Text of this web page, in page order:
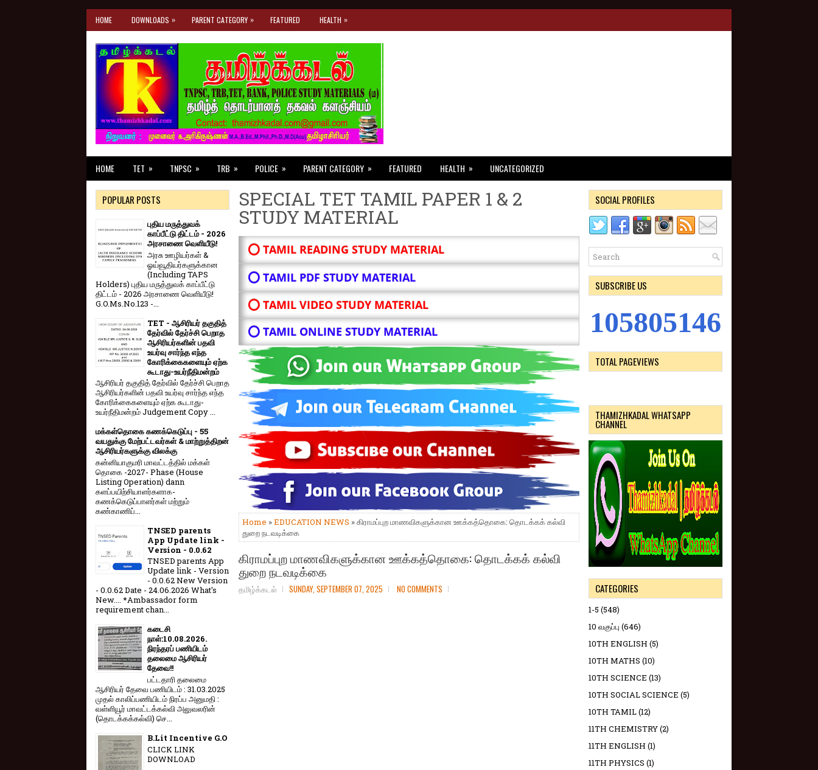
HOME DOWNLOADS » PARENT CATEGORY » FEATURED HEALTH »
HOME TET » TNPSC » TRB » POLICE » PARENT CATEGORY » FEATURED HEALTH » UNCATEGORIZED
SPECIAL TET TAMIL PAPER 1 & 2
STUDY MATERIAL
⭕ TAMIL READING STUDY MATERIAL
⭕ TAMIL PDF STUDY MATERIAL
⭕ TAMIL VIDEO STUDY MATERIAL
⭕ TAMIL ONLINE STUDY MATERIAL
Home »EDUCATION NEWS » கிராமப்புற மாணவிகளுக்கான ஊக்கத்தொகை: தொடக்கக் கல்வி
துறை நடவடிக்கை
கிராமப்புற மாணவிகளுக்கான ஊக்கத்தொகை: தொடக்கக் கல்வி
துறை நடவடிக்கை
தமிழ்க்கடல் SUNDAY, SEPTEMBER 07, 2025 NO COMMENTS
POPULAR POSTS
புதிய மருத்துவக்
காப்பீட்டு திட்டம் - 2026
அரசாணை வெளியீடு!
அரசு ஊழியர்கள் &
ஓய்வூதியர்களுக்கான
(Including TAPS
Holders) புதிய மருத்துவக் காப்பீட்டு
திட்டம் - 2026 அரசாணை வெளியீடு!
G.O.Ms.No.123 -...
TET - ஆசிரியர் தகுதித்
தேர்வில் தேர்ச்சி பெறாத
ஆசிரியர்களின் பதவி
உயர்வு சார்ந்த எந்த
கோரிக்கைகளையும் ஏற்க
கூடாது-உயர்நீதிமன்றம்
ஆசிரியர் தகுதித் தேர்வில் தேர்ச்சி பெறாத
ஆசிரியர்களின் பதவி உயர்வு சார்ந்த எந்த
கோரிக்கைகளையும் ஏற்க கூடாது-
உயர்நீதிமன்றம் Judgement Copy ...
மக்கள்தொகை கணக்கெடுப்பு - 55
வயதுக்கு மேற்பட்டவர்கள் & மாற்றுத்திறன்
ஆசிரியர்களுக்கு விலக்கு
கன்னியாகுமரி மாவட்டத்தில் மக்கள்
தொகை -2027- Phase (House
Listing Operation) dann
களப்பயிற்சியாளர்களாக-
கணக்கெடுப்பாளர்கள் மற்றும்
கண்காணிப்...
TNSED parents
App Update link -
Version - 0.0.62
TNSED parents App
Update link - Version
- 0.0.62 New Version
- 0.0.62 Date - 24.06.2026 What's
New.... *Ambassador form
requirement chan...
கடைசி
நாள்:10.08.2026.
நிரந்தரப் பணியிடம்
தலைமை ஆசிரியர்
தேவை!!
பட்டதாரி தலைமை
ஆசிரியர் தேவை பணியிடம் : 31.03.2025
முதல் காலிப்பணியிடம் நிரப்ப அனுமதி :
வள்ளியூர் மாவட்டக்கல்வி அலுவலரின்
(தொடக்கக்கல்வி) செ...
B.Lit Incentive G.O
CLICK LINK
DOWNLOAD
SOCIAL PROFILES
SUBSCRIBE US
105805146
TOTAL PAGEVIEWS
THAMIZHKADAL WHATSAPP
CHANNEL
CATEGORIES
1-5 (548)
10 வகுப்பு (646)
10TH ENGLISH (5)
10TH MATHS (10)
10TH SCIENCE (13)
10TH SOCIAL SCIENCE (5)
10TH TAMIL(12)
11TH CHEMISTRY(2)
11TH ENGLISH (1)
11TH PHYSICS (1)